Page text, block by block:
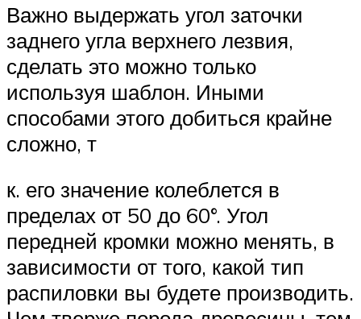
Важно выдержать угол заточки
заднего угла верхнего лезвия,
сделать это можно только
используя шаблон. Иными
способами этого добиться крайне
сложно, т
к. его значение колеблется в
пределах от 50 до 60°. Угол
передней кромки можно менять, в
зависимости от того, какой тип
распиловки вы будете производить.